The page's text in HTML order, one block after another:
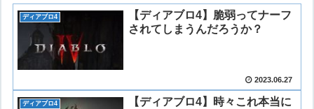
ディアブロ4
【ディアブロ4】脆弱ってナーフ
されてしまうんだろうか？
2023.06.27
ディアブロ4
【ディアブロ4】時々これ本当に